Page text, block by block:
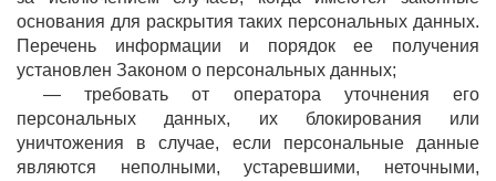
основания для раскрытия таких персональных данных.
Перечень информации и порядок ее получения
установлен Законом о персональных данных;
— требовать от оператора уточнения его
персональных данных, их блокирования или
уничтожения в случае, если персональные данные
являются неполными, устаревшими, неточными,